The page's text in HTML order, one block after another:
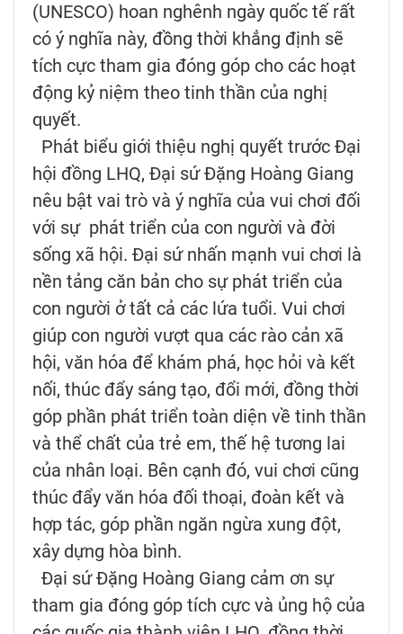
(UNESCO) hoan nghênh ngày quốc tế rất
có ý nghĩa này, đồng thời khẳng định sẽ
tích cực tham gia đóng góp cho các hoạt
động kỷ niệm theo tinh thần của nghị
quyết.
Phát biểu giới thiệu nghị quyết trước Đại
hội đồng LHQ, Đại sứ Đặng Hoàng Giang
nêu bật vai trò và ý nghĩa của vui chơi đối
với sự phát triển của con người và đời
sống xã hội. Đại sứ nhấn mạnh vui chơi là
nền tảng căn bản cho sự phát triển của
con người ở tất cả các lứa tuổi. Vui chơi
giúp con người vượt qua các rào cản xã
hội, văn hóa để khám phá, học hỏi và kết
nối, thúc đẩy sáng tạo, đổi mới, đồng thời
góp phần phát triển toàn diện về tinh thần
và thể chất của trẻ em, thế hệ tương lai
của nhân loại. Bên cạnh đó, vui chơi cũng
thúc đẩy văn hóa đối thoại, đoàn kết và
hợp tác, góp phần ngăn ngừa xung đột,
xây dựng hòa bình.
Đại sứ Đặng Hoàng Giang cảm ơn sự
tham gia đóng góp tích cực và ủng hộ của